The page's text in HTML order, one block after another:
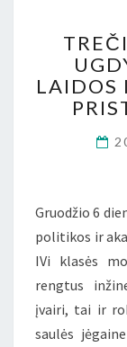
LAIDOS
Gruodžio 6
politikos ir
IVi klasės
rengtus
įvairi, tai ir
saulės